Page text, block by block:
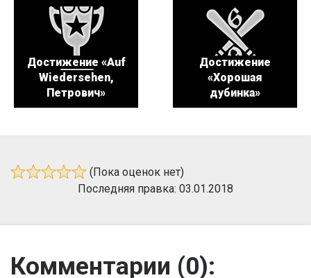
Достижение «Auf
Wiedersehen,
Петрович»
Достижение
«Хорошая
дубинка»
(Пока оценок нет)
Последняя правка: 03.01.2018
Комментарии (0):